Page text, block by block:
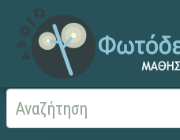
Αρχική Χωρίς τίτλο